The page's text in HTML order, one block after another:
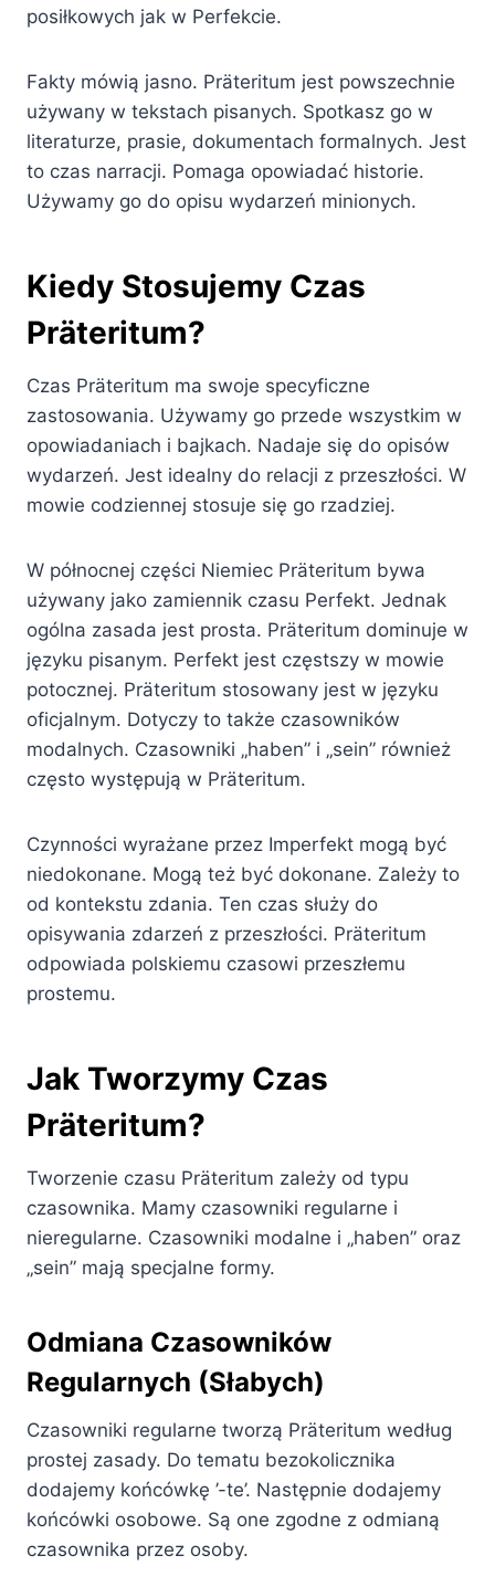
posiłkowych jak w Perfekcie.
Fakty mówią jasno. Präteritum jest powszechnie
używany w tekstach pisanych. Spotkasz go w
literaturze, prasie, dokumentach formalnych. Jest
to czas narracji. Pomaga opowiadać historie.
Używamy go do opisu wydarzeń minionych.
Kiedy Stosujemy Czas
Präteritum?
Czas Präteritum ma swoje specyficzne
zastosowania. Używamy go przede wszystkim w
opowiadaniach i bajkach. Nadaje się do opisów
wydarzeń. Jest idealny do relacji z przeszłości. W
mowie codziennej stosuje się go rzadziej.
W północnej części Niemiec Präteritum bywa
używany jako zamiennik czasu Perfekt. Jednak
ogólna zasada jest prosta. Präteritum dominuje w
języku pisanym. Perfekt jest częstszy w mowie
potocznej. Präteritum stosowany jest w języku
oficjalnym. Dotyczy to także czasowników
modalnych. Czasowniki „haben” i „sein” również
często występują w Präteritum.
Czynności wyrażane przez Imperfekt mogą być
niedokonane. Mogą też być dokonane. Zależy to
od kontekstu zdania. Ten czas służy do
opisywania zdarzeń z przeszłości. Präteritum
odpowiada polskiemu czasowi przeszłemu
prostemu.
Jak Tworzymy Czas
Präteritum?
Tworzenie czasu Präteritum zależy od typu
czasownika. Mamy czasowniki regularne i
nieregularne. Czasowniki modalne i „haben” oraz
„sein” mają specjalne formy.
Odmiana Czasowników
Regularnych (Słabych)
Czasowniki regularne tworzą Präteritum według
prostej zasady. Do tematu bezokolicznika
dodajemy końcówkę ’-te’. Następnie dodajemy
końcówki osobowe. Są one zgodne z odmianą
czasownika przez osoby.